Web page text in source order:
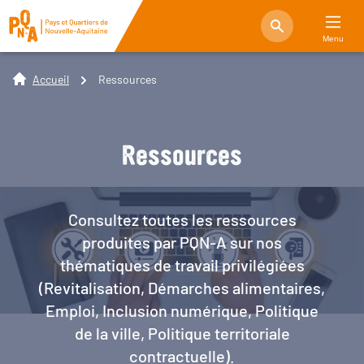
Menu
Accueil Ressources
Ressources
Consultez toutes les ressources
produites par PQN-A sur nos
thématiques de travail privilégiées
(Revitalisation, Démarches alimentaires,
Emploi, Inclusion numérique, Politique
de la ville, Politique territoriale
contractuelle).